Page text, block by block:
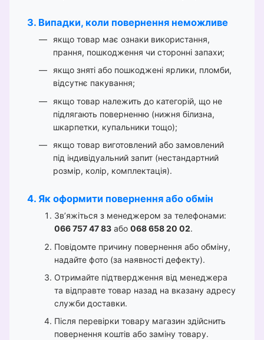
3. Випадки, коли повернення неможливе
якщо товар має ознаки використання,
прання, пошкодження чи сторонні запахи;
якщо зняті або пошкоджені ярлики, пломби,
відсутнє пакування;
якщо товар належить до категорій, що не
підлягають поверненню (нижня білизна,
шкарпетки, купальники тощо);
якщо товар виготовлений або замовлений
під індивідуальний запит (нестандартний
розмір, колір, комплектація).
4. Як оформити повернення або обмін
Зв’яжіться з менеджером за телефонами:
066 757 47 83 або 068 658 20 02.
Повідомте причину повернення або обміну,
надайте фото (за наявності дефекту).
Отримайте підтвердження від менеджера
та відправте товар назад на вказану адресу
служби доставки.
Після перевірки товару магазин здійснить
повернення коштів або заміну товару.